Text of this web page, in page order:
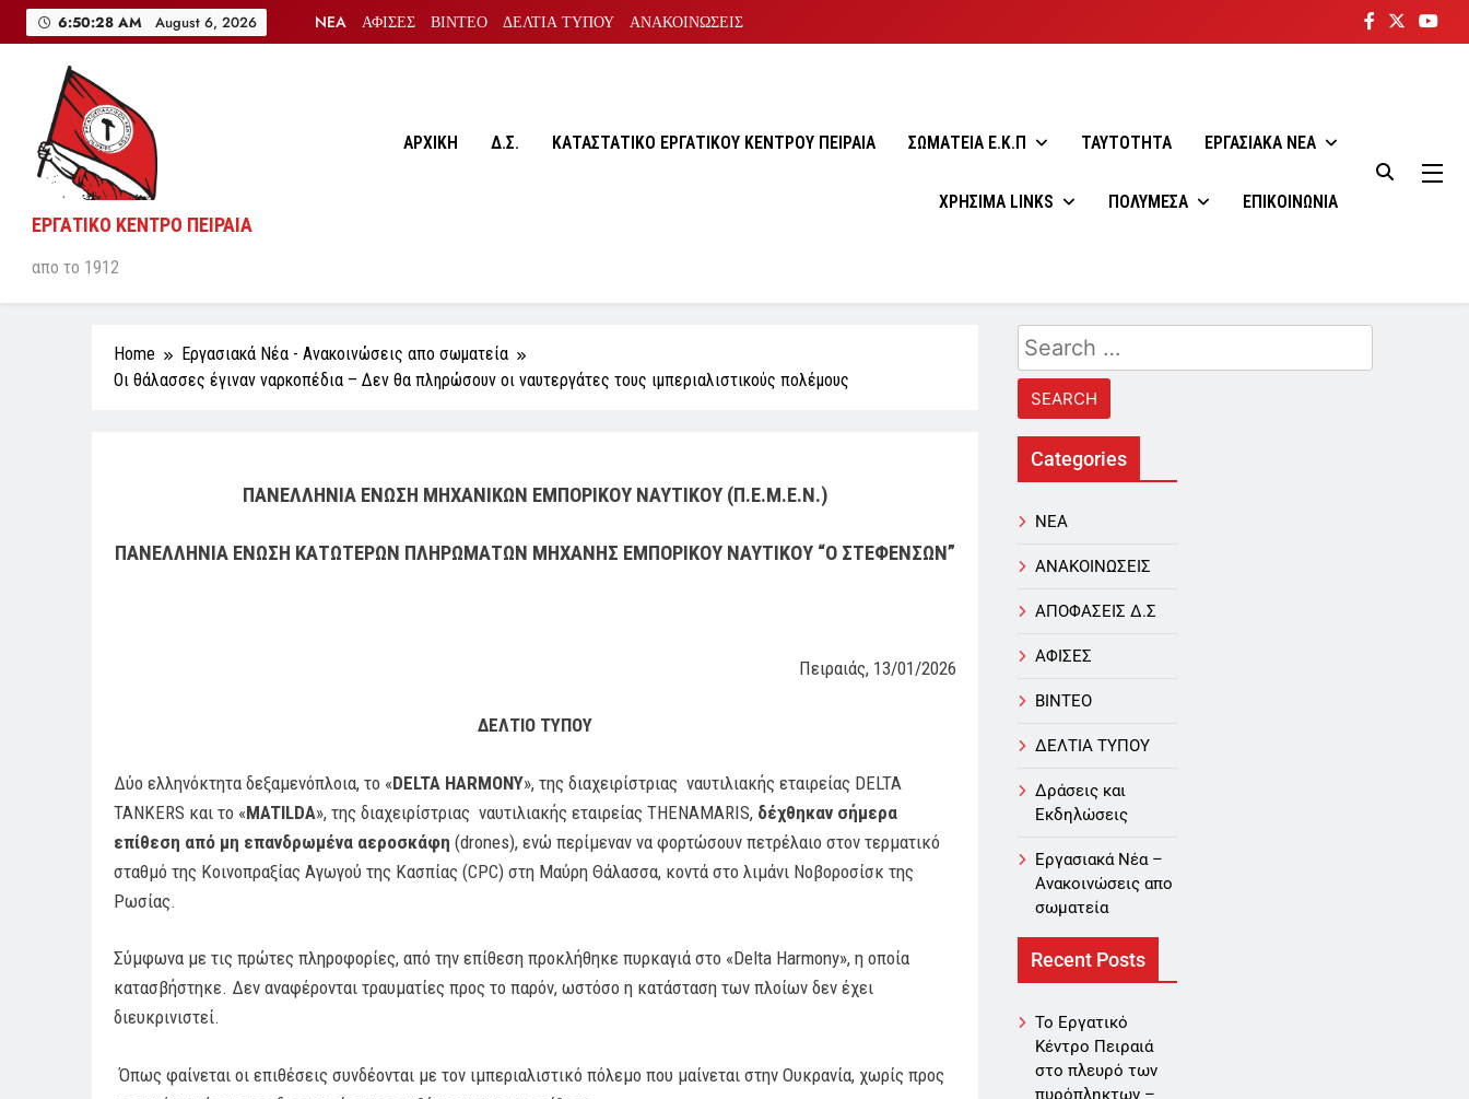
Skip
6:50:28 AM August 6, 2026 NEA ΑΦΙΣΕΣ ΒΙΝΤΕΟ ΔΕΛΤΙΑ ΤΥΠΟΥ ΑΝΑΚΟΙΝΩΣΕΙΣ
ΕΡΓΑΤΙΚΟ ΚΕΝΤΡΟ ΠΕΙΡΑΙΑ
απο το 1912
ΑΡΧΙΚΗ Δ.Σ. ΚΑΤΑΣΤΑΤΙΚΟ ΕΡΓΑΤΙΚΟΥ ΚΕΝΤΡΟΥ ΠΕΙΡΑΙΑ ΣΩΜΑΤΕΙA E.K.Π ΤΑΥΤΟΤΗΤΑ ΕΡΓΑΣΙΑΚΑ ΝΕΑ
ΧΡΗΣΙΜΑ LINKS ΠΟΛΥΜΕΣΑ ΕΠΙΚΟΙΝΩΝΙΑ
Home
Εργασιακά Νέα - Aνακοινώσεις απο σωματεία
Οι θάλασσες έγιναν ναρκοπέδια – Δεν θα πληρώσουν οι ναυτεργάτες τους ιμπεριαλιστικούς πολέμους
ΠΑΝΕΛΛΗΝΙΑ ΕΝΩΣΗ ΜΗΧΑΝΙΚΩΝ ΕΜΠΟΡΙΚΟΥ ΝΑΥΤΙΚΟΥ (Π.Ε.Μ.Ε.Ν.)
ΠΑΝΕΛΛΗΝΙΑ ΕΝΩΣΗ ΚΑΤΩΤΕΡΩΝ ΠΛΗΡΩΜΑΤΩΝ ΜΗΧΑΝΗΣ ΕΜΠΟΡΙΚΟΥ ΝΑΥΤΙΚΟΥ “Ο ΣΤΕΦΕΝΣΩΝ”
Πειραιάς, 13/01/2026
ΔΕΛΤΙΟ ΤΥΠΟΥ
Δύο ελληνόκτητα δεξαμενόπλοια, το «DELTA HARMONY», της διαχειρίστριας ναυτιλιακής εταιρείας DELTA
TANKERS και το «MATILDA», της διαχειρίστριας ναυτιλιακής εταιρείας THENAMARIS, δέχθηκαν σήμερα
επίθεση από μη επανδρωμένα αεροσκάφη (drones), ενώ περίμεναν να φορτώσουν πετρέλαιο στον τερματικό
σταθμό της Κοινοπραξίας Αγωγού της Κασπίας (CPC) στη Μαύρη Θάλασσα, κοντά στο λιμάνι Νοβοροσίσκ της
Ρωσίας.
Σύμφωνα με τις πρώτες πληροφορίες, από την επίθεση προκλήθηκε πυρκαγιά στο «Delta Harmony», η οποία
κατασβήστηκε. Δεν αναφέρονται τραυματίες προς το παρόν, ωστόσο η κατάσταση των πλοίων δεν έχει
διευκρινιστεί.
Όπως φαίνεται οι επιθέσεις συνδέονται με τον ιμπεριαλιστικό πόλεμο που μαίνεται στην Ουκρανία, χωρίς προς
Search
for:
Categories
NEA
ΑΝΑΚΟΙΝΩΣΕΙΣ
ΑΠΟΦΑΣΕΙΣ Δ.Σ
ΑΦΙΣΕΣ
ΒΙΝΤΕΟ
ΔΕΛΤΙΑ ΤΥΠΟΥ
Δράσεις και
Εκδηλώσεις
Εργασιακά Νέα –
Aνακοινώσεις απο
σωματεία
Recent Posts
Το Εργατικό
Κέντρο Πειραιά
στο πλευρό των
πυρόπληκτων –